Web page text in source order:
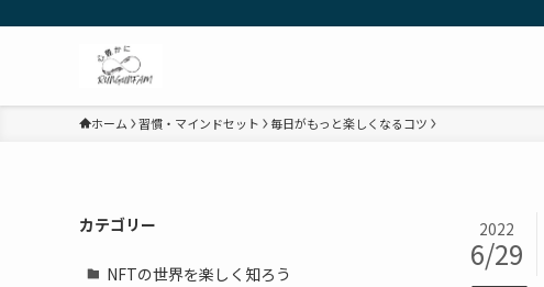
ホーム 習慣・マインドセット 毎日がもっと楽しくなるコツ
2022
6/29
カテゴリー
NFTの世界を楽しく知ろう